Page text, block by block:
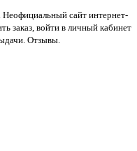
сайт интернет-
заказ, войти в личный кабинет
Отзывы.